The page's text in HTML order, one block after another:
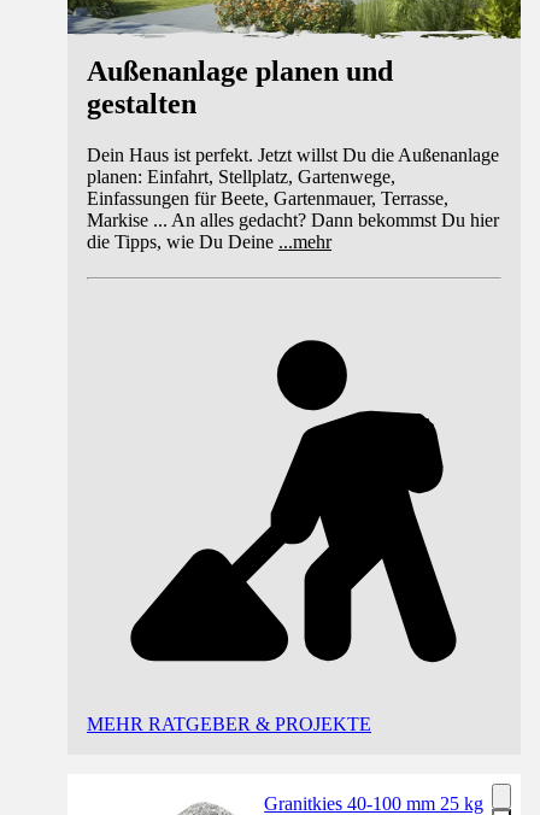
Außenanlage planen und
gestalten
Dein Haus ist perfekt. Jetzt willst Du die Außenanlage
planen: Einfahrt, Stellplatz, Gartenwege,
Einfassungen für Beete, Gartenmauer, Terrasse,
Markise ... An alles gedacht? Dann bekommst Du hier
die Tipps, wie Du Deine ...mehr
MEHR RATGEBER & PROJEKTE
Granitkies 40-100 mm 25 kg